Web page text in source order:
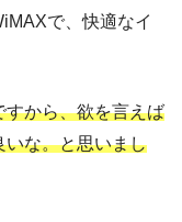
で、快適なイ
すから、欲を言えば
いな。と思いまし